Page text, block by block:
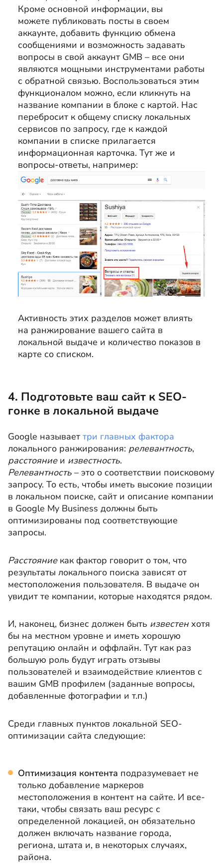
Кроме основной информации, вы
можете публиковать посты в своем
аккаунте, добавить функцию обмена
сообщениями и возможность задавать
вопросы в свой аккаунт GMB – все они
являются мощными инструментами работы
с обратной связью. Воспользоваться этим
функционалом можно, если кликнуть на
название компании в блоке с картой. Нас
перебросит к общему списку локальных
сервисов по запросу, где к каждой
компании в списке прилагается
информационная карточка. Тут же и
вопросы-ответы, например:
Активность этих разделов может влиять
на ранжирование вашего сайта в
локальной выдаче и количество показов в
карте со списком.
4. Подготовьте ваш сайт к SEO-
гонке в локальной выдаче
Google называет три главных фактора
локального ранжирования: релевантность,
расстояниеи известность.
Релевантность – это о соответствии поисковому
запросу. То есть, чтобы иметь высокие позиции
в локальном поиске, сайт и описание компании
в Google My Business должны быть
оптимизированы под соответствующие
запросы.
Расстояниекак фактор говорит о том, что
результаты локального поиска зависят от
местоположения пользователя. В выдаче он
увидит те компании, которые находятся рядом.
И, наконец, бизнес должен быть известенхотя
бы на местном уровне и иметь хорошую
репутацию онлайн и оффлайн. Тут как раз
большую роль будут играть отзывы
пользователей и взаимодействие клиентов с
вашим GMB профилем (заданные вопросы,
добавленные фотографии и т.п.)
Среди главных пунктов локальной SEO-
оптимизации сайта следующие:
Оптимизация контента подразумевает не
только добавление маркеров
местоположения в контент на сайте. И все-
таки, чтобы связать ваш ресурс с
определенной локацией, он обязательно
должен включать название города,
региона, штата и, в некоторых случаях,
района.